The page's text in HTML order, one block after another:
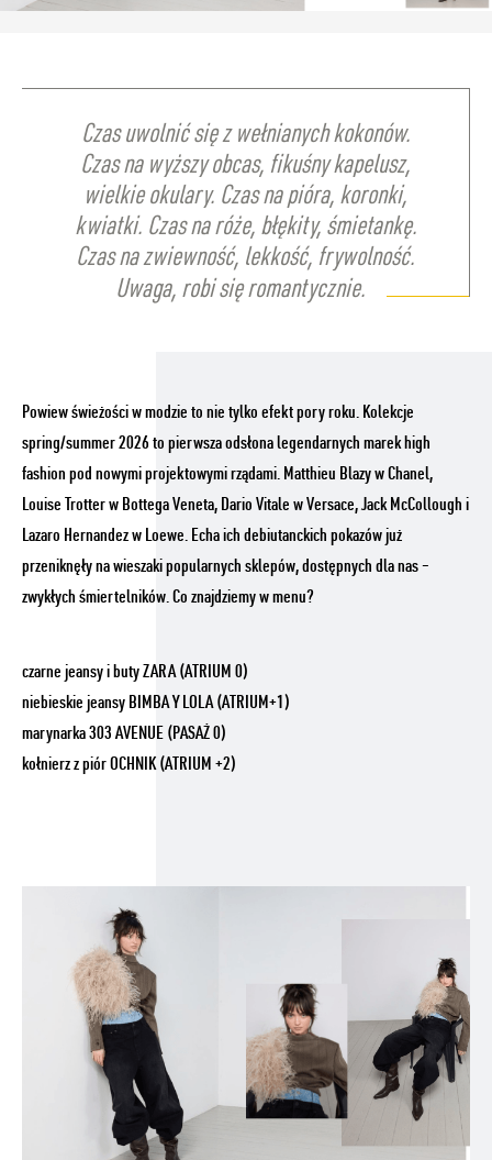
Czas uwolnić się z wełnianych kokonów.
Czas na wyższy obcas, fikuśny kapelusz,
wielkie okulary. Czas na pióra, koronki,
kwiatki. Czas na róże, błękity, śmietankę.
Czas na zwiewność, lekkość, frywolność.
Uwaga, robi się romantycznie.
Powiew świeżości w modzie to nie tylko efekt pory roku. Kolekcje
spring/summer 2026 to pierwsza odsłona legendarnych marek high
fashion pod nowymi projektowymi rządami. Matthieu Blazy w Chanel,
Louise Trotter w Bottega Veneta, Dario Vitale w Versace, Jack McCollough i
Lazaro Hernandez w Loewe. Echa ich debiutanckich pokazów już
przeniknęły na wieszaki popularnych sklepów, dostępnych dla nas –
zwykłych śmiertelników. Co znajdziemy w menu?
czarne jeansy i buty ZARA (ATRIUM 0)
niebieskie jeansy BIMBA Y LOLA (ATRIUM+1)
marynarka 303 AVENUE (PASAŻ 0)
kołnierz z piór OCHNIK (ATRIUM +2)